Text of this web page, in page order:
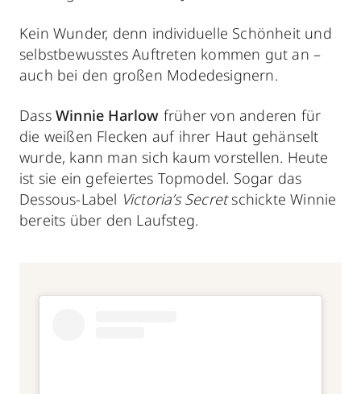
Kein Wunder, denn individuelle Schönheit und
selbstbewusstes Auftreten kommen gut an –
auch bei den großen Modedesignern.
Dass Winnie Harlow früher von anderen für
die weißen Flecken auf ihrer Haut gehänselt
wurde, kann man sich kaum vorstellen. Heute
ist sie ein gefeiertes Topmodel. Sogar das
Dessous-Label Victoria’s Secretschickte Winnie
bereits über den Laufsteg.